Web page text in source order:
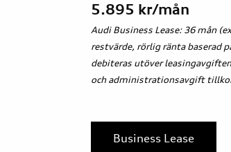
5.895 kr/mån
Audi Business Lease: 36 mån
restvärde, rörlig ränta baserad
debiteras utöver
och administrationsavgift
Business Lease